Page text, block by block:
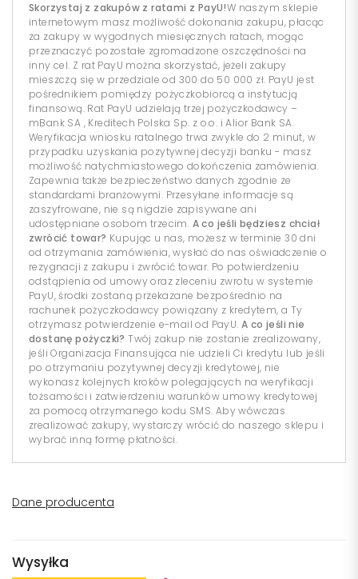
Skorzystaj z zakupów z ratami z PayU!W naszym sklepie
internetowym masz możliwość dokonania zakupu, płacąc
za zakupy w wygodnych miesięcznych ratach, mogąc
przeznaczyć pozostałe zgromadzone oszczędności na
inny cel. Z rat PayU można skorzystać, jeżeli zakupy
mieszczą się w przedziale od 300 do 50 000 zł. PayU jest
pośrednikiem pomiędzy pożyczkobiorcą a instytucją
finansową. Rat PayU udzielają trzej pożyczkodawcy –
mBank SA , Kreditech Polska Sp. z o.o. i Alior Bank SA.
Weryfikacja wniosku ratalnego trwa zwykle do 2 minut, w
przypadku uzyskania pozytywnej decyzji banku - masz
możliwość natychmiastowego dokończenia zamówienia.
Zapewnia także bezpieczeństwo danych zgodnie ze
standardami branżowymi. Przesyłane informacje są
zaszyfrowane, nie są nigdzie zapisywane ani
udostępniane osobom trzecim. A co jeśli będziesz chciał
zwrócić towar? Kupując u nas, możesz w terminie 30 dni
od otrzymania zamówienia, wysłać do nas oświadczenie o
rezygnacji z zakupu i zwrócić towar. Po potwierdzeniu
odstąpienia od umowy oraz zleceniu zwrotu w systemie
PayU, środki zostaną przekazane bezpośrednio na
rachunek pożyczkodawcy powiązany z kredytem, a Ty
otrzymasz potwierdzenie e-mail od PayU. A co jeśli nie
dostanę pożyczki? Twój zakup nie zostanie zrealizowany,
jeśli Organizacja Finansująca nie udzieli Ci kredytu lub jeśli
po otrzymaniu pozytywnej decyzji kredytowej, nie
wykonasz kolejnych kroków polegających na weryfikacji
tożsamości i zatwierdzeniu warunków umowy kredytowej
za pomocą otrzymanego kodu SMS. Aby wówczas
zrealizować zakupy, wystarczy wrócić do naszego sklepu i
wybrać inną formę płatności.
Dane producenta
Wysyłka